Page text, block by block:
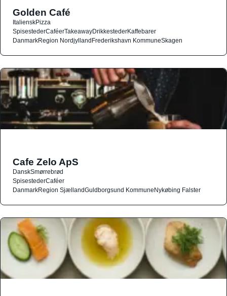
Golden Café
ItalienskPizza
SpisestederCaféerTakeawayDrikkestederKaffebarer
DanmarkRegion NordjyllandFrederikshavn KommuneSkagen
Cafe Zelo ApS
DanskSmørrebrød
SpisestederCaféer
DanmarkRegion SjællandGuldborgsund KommuneNykøbing Falster